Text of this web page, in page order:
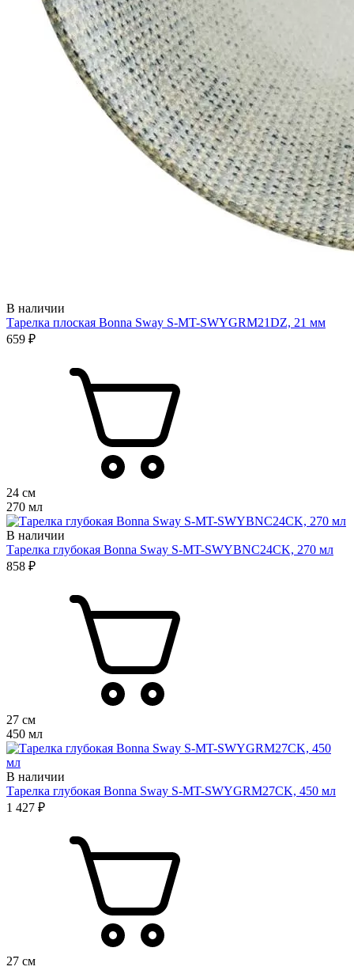
В наличии
Тарелка плоская Bonna Sway S-MT-SWYGRM21DZ, 21 мм
659 ₽
24 см
270 мл
В наличии
Тарелка глубокая Bonna Sway S-MT-SWYBNC24CK, 270 мл
858 ₽
27 см
450 мл
В наличии
Тарелка глубокая Bonna Sway S-MT-SWYGRM27CK, 450 мл
1 427 ₽
27 см